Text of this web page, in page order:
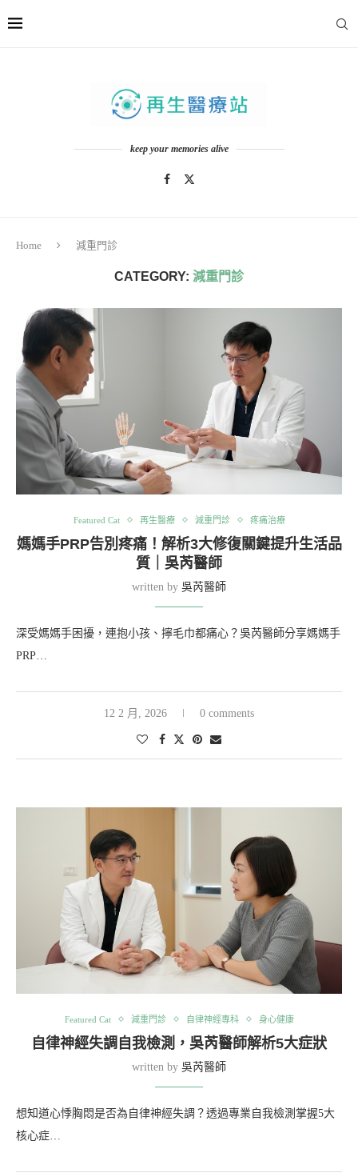
keep your memories alive
Home 減重門診
CATEGORY: 減重門診
Featured Cat 再生醫療 減重門診 疼痛治療
媽媽手PRP告別疼痛！解析3大修復關鍵提升生活品
質｜吳芮醫師
written by 吳芮醫師
深受媽媽手困擾，連抱小孩、擰毛巾都痛心？吳芮醫師分享媽媽手
PRP…
12 2 月, 2026 0 comments
Featured Cat 減重門診 自律神經專科 身心健康
自律神經失調自我檢測，吳芮醫師解析5大症狀
written by 吳芮醫師
想知道心悸胸悶是否為自律神經失調？透過專業自我檢測掌握5大
核心症…